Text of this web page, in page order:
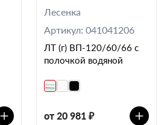
Лесенка
Артикул: 041041206
ЛТ (г) ВП-120/60/66 с
полочкой водяной
от 20 981 ₽